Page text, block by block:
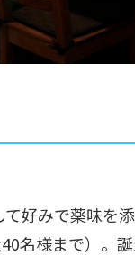
好みで薬味を
名様まで）。